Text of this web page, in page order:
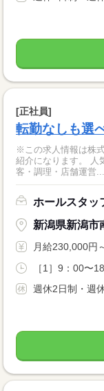
[正社員]
転勤なしも選
※この求人情報は株
紹介になります。 人
客・調理・店舗運営...
ホールスタッ
新潟県新潟市
月給230,000円
［1］9：00〜
週休2日制・週